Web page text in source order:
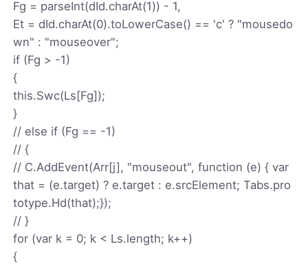
Fg = parseInt(dId.charAt(1)) - 1,
Et = dId.charAt(0).toLowerCase() == 'c' ? "mousedo
wn" : "mouseover";
if (Fg > -1)
{
this.Swc(Ls[Fg]);
}
// else if (Fg == -1)
// {
// C.AddEvent(Arr[j], "mouseout", function (e) { var
that = (e.target) ? e.target : e.srcElement; Tabs.pro
totype.Hd(that);});
// }
for (var k = 0; k < Ls.length; k++)
{